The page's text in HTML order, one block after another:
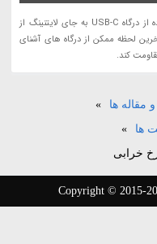
طبیعتا این عایدی آسان و هنگفت در صورت استفاده از درگاه USB-C به جای لایتنینگ از
لحظه ممکن از درگاه های آشنای
مقاله ها
»
ها
»
خرابی
Copyright © 2015-